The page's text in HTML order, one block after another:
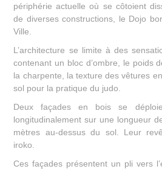
périphérie actuelle où se côtoient
de diverses constructions, le Dojo
Ville.
L’architecture se limite à des
contenant un bloc d’ombre, le poids
la charpente, la texture des vêtures
sol pour la pratique du judo.
Deux façades en bois se
longitudinalement sur une longueur
mètres au-dessus du sol. Leur
iroko.
Ces façades présentent un pli vers